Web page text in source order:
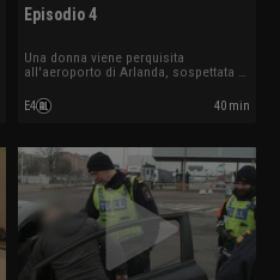
Episodio 4
Una donna viene perquisita
all'aeroporto di Arlanda, sospettata di
un autista che mente su ciò che sta
trasportando.
E4 40 min